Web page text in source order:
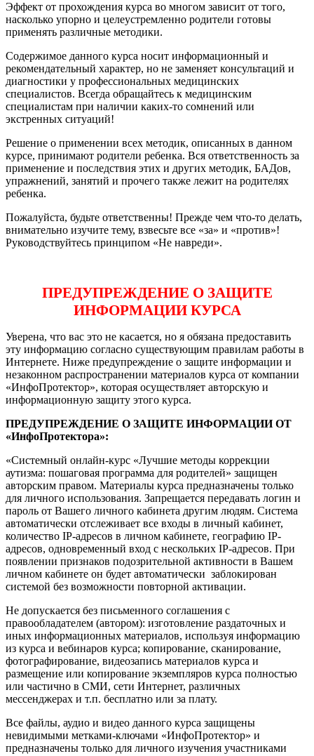
Эффект от прохождения курса во многом зависит от того,
насколько упорно и целеустремленно родители готовы
применять различные методики.
Содержимое данного курса носит информационный и
рекомендательный характер, но не заменяет консультаций и
диагностики у профессиональных медицинских
специалистов. Всегда обращайтесь к медицинским
специалистам при наличии каких-то сомнений или
экстренных ситуаций!
Решение о применении всех методик, описанных в данном
курсе, принимают родители ребенка. Вся ответственность за
применение и последствия этих и других методик, БАДов,
упражнений, занятий и прочего также лежит на родителях
ребенка.
Пожалуйста, будьте ответственны! Прежде чем что-то делать,
внимательно изучите тему, взвесьте все «за» и «против»!
Руководствуйтесь принципом «Не навреди».
ПРЕДУПРЕЖДЕНИЕ О ЗАЩИТЕ
ИНФОРМАЦИИ КУРСА
Уверена, что вас это не касается, но я обязана предоставить
эту информацию согласно существующим правилам работы в
Интернете. Ниже предупреждение о защите информации и
незаконном распространении материалов курса от компании
«ИнфоПротектор», которая осуществляет авторскую и
информационную защиту этого курса.
ПРЕДУПРЕЖДЕНИЕ О ЗАЩИТЕ ИНФОРМАЦИИ ОТ
«ИнфоПротектора»:
«Системный онлайн-курс «Лучшие методы коррекции
аутизма: пошаговая программа для родителей» защищен
авторским правом. Материалы курса предназначены только
для личного использования. Запрещается передавать логин и
пароль от Вашего личного кабинета другим людям. Система
автоматически отслеживает все входы в личный кабинет,
количество IP-адресов в личном кабинете, географию IP-
адресов, одновременный вход с нескольких IP-адресов. При
появлении признаков подозрительной активности в Вашем
личном кабинете он будет автоматически заблокирован
системой без возможности повторной активации.
Не допускается без письменного соглашения с
правообладателем (автором): изготовление раздаточных и
иных информационных материалов, используя информацию
из курса и вебинаров курса; копирование, сканирование,
фотографирование, видеозапись материалов курса и
размещение или копирование экземпляров курса полностью
или частично в СМИ, сети Интернет, различных
мессенджерах и т.п. бесплатно или за плату.
Все файлы, аудио и видео данного курса защищены
невидимыми метками-ключами «ИнфоПротектор» и
предназначены только для личного изучения участниками